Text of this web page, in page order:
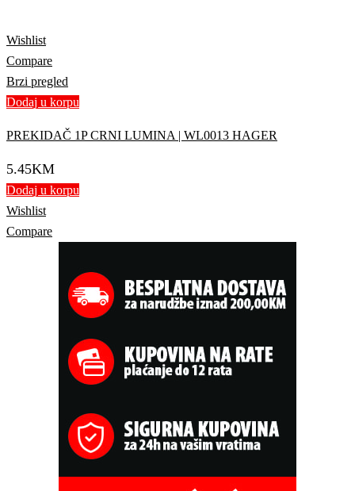
Wishlist
Compare
Brzi pregled
Dodaj u korpu
PREKIDAČ 1P CRNI LUMINA | WL0013 HAGER
5.45KM
Dodaj u korpu
Wishlist
Compare